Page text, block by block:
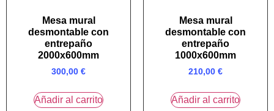
Mesa mural
desmontable con
entrepaño
2000x600mm
300,00 €
Añadir al carrito
Mesa mural
desmontable con
entrepaño
1000x600mm
210,00 €
Añadir al carrito